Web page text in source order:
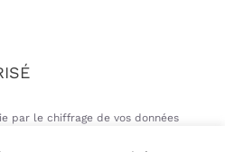
par le chiffrage de vos données